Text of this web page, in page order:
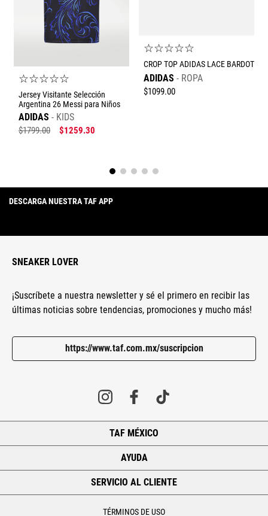
Escribe un comentario
Enviar comentario
☆☆☆☆☆
Jersey Visitante Selección
Argentina 26 Messi para Niños
ADIDAS KIDS
$1799.00 $1259.30
☆☆☆☆☆
CROP TOP ADIDAS LACE BARDOT
ADIDAS ROPA
$1099.00
DESCARGA NUESTRA TAF APP
SNEAKER LOVER
¡Suscríbete a nuestra newsletter y sé el primero en recibir las
últimas noticias sobre tendencias, promociones y mucho más!
https://www.taf.com.mx/suscripcion
TAF MÉXICO
AYUDA
SERVICIO AL CLIENTE
TÉRMINOS DE USO